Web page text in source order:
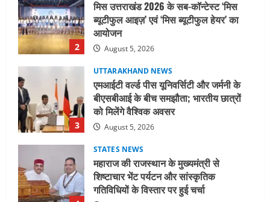
3
एमआईटी वर्ल्ड पीस यूनिवर्सिटी और जर्मनी के
बीएसबीआई के बीच समझौता; भारतीय छात्रों
को मिलेंगे वैश्विक अवसर
August 5, 2026
4
STATES NEWS
महाराज की राजस्थान के मुख्यमंत्री से
शिष्टाचार भेंट पर्यटन और सांस्कृतिक
गतिविधियों के विस्तार पर हुई चर्चा
August 4, 2026
UTTARAKHAND NEWS
नोमुरा रिपोर्ट: जंग के कारण भारत को हर वर्ष
₹14.15 लाख करोड़ का नुकसान, जो देश की
जीडीपी का 4.3% के बराबर